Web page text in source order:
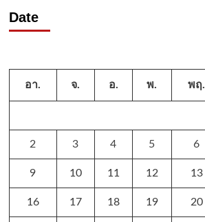
Date
อา. จ. อ. พ. พฤ.
2 3 4 5 6
9 10 11 12 13
16 17 18 19 20